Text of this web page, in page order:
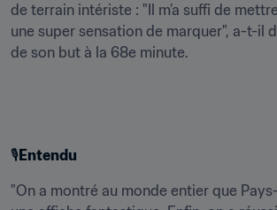
de terrain intériste : "Il m’a suffi de
une super sensation de marquer", a-t-il
de son but à la 68e minute.
🎙️ Entendu
"On a montré au monde entier que